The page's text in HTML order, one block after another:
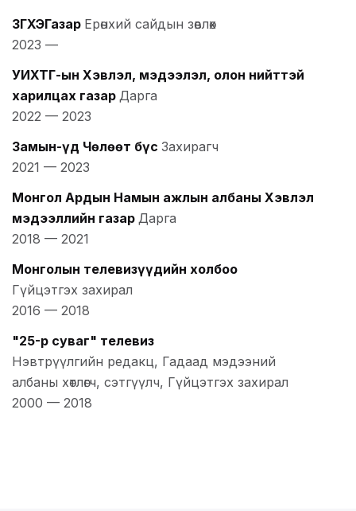
ЗГХЭГазар Ерөнхий сайдын зөвлөх
2023 —
УИХТГ-ын Хэвлэл, мэдээлэл, олон нийттэй
харилцах газар Дарга
2022 — 2023
Замын-Үүд Чөлөөт бүс Захирагч
2021 — 2023
Монгол Ардын Намын ажлын албаны Хэвлэл
мэдээллийн газар Дарга
2018 — 2021
Монголын телевизүүдийн холбоо
Гүйцэтгэх захирал
2016 — 2018
"25-р суваг" телевиз
Нэвтрүүлгийн редакц, Гадаад мэдээний
албаны хөтлөгч, сэтгүүлч, Гүйцэтгэх захирал
2000 — 2018